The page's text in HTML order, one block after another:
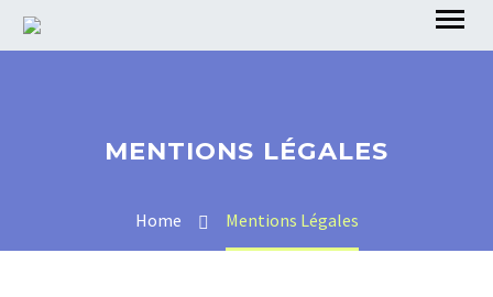
MENTIONS LÉGALES
Home Mentions Légales